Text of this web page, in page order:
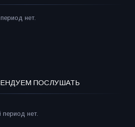
нет.
ПОСЛУШАТЬ
нет.